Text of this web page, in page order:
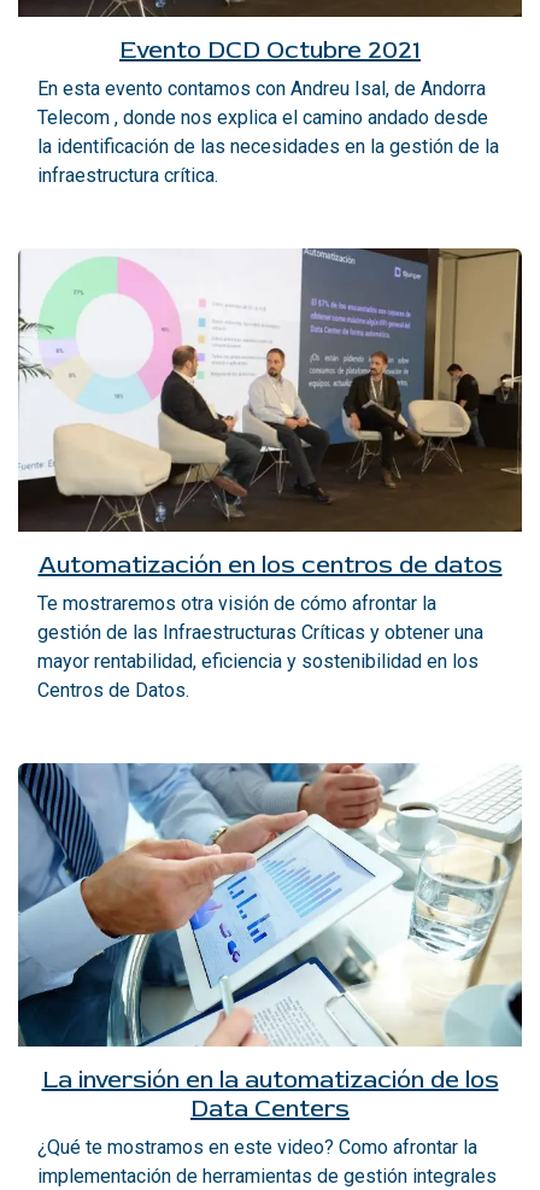
Evento DCD Octubre 2021
En esta evento contamos con Andreu Isal, de Andorra
Telecom , donde nos explica el camino andado desde
la identificación de las necesidades en la gestión de la
infraestructura crítica.
Automatización en los centros de datos
Te mostraremos otra visión de cómo afrontar la
gestión de las Infraestructuras Críticas y obtener una
mayor rentabilidad, eficiencia y sostenibilidad en los
Centros de Datos.
La inversión en la automatización de los
Data Centers
¿Qué te mostramos en este video? Como afrontar la
implementación de herramientas de gestión integrales